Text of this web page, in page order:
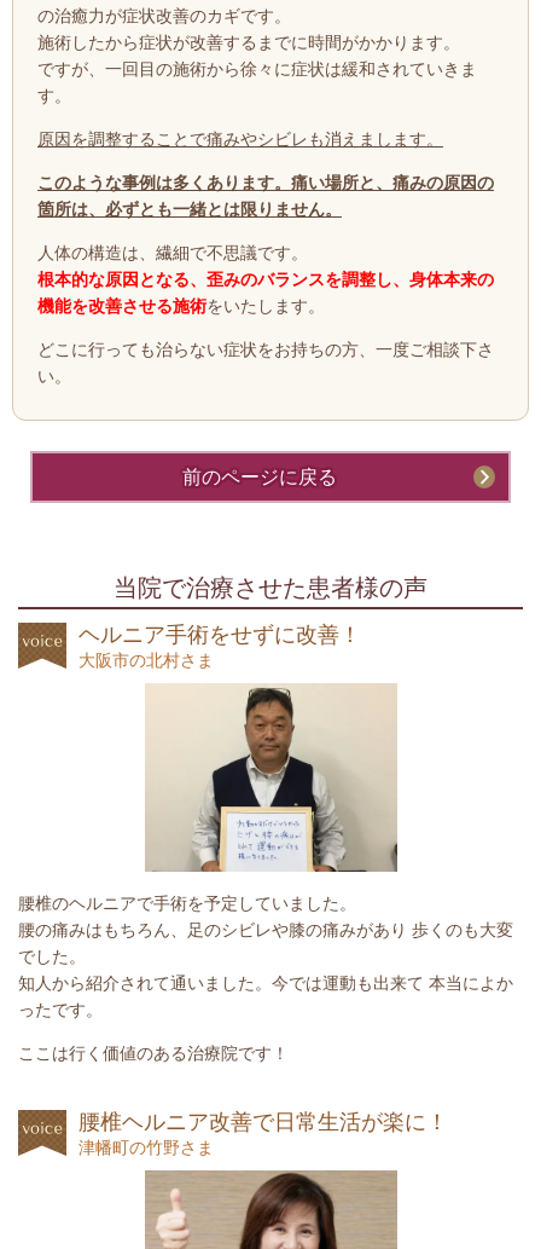
の治癒力が症状改善のカギです。
施術したから症状が改善するまでに時間がかかります。
ですが、一回目の施術から徐々に症状は緩和されていきま
す。
原因を調整することで痛みやシビレも消えまします。
このような事例は多くあります。 痛い場所と、痛みの原因の
箇所は、必ずとも一緒とは限りません。
人体の構造は、繊細で不思議です。
根本的な原因となる、歪みのバランスを調整し、身体本来の
機能を改善させる施術をいたします。
どこに行っても治らない症状をお持ちの方、一度ご相談下さ
い。
前のページに戻る
当院で治療させた患者様の声
ヘルニア手術をせずに改善！
大阪市の北村さま
腰椎のヘルニアで手術を予定していました。
腰の痛みはもちろん、足のシビレや膝の痛みがあり 歩くのも大変
でした。
知人から紹介されて通いました。今では運動も出来て 本当によか
ったです。
ここは行く価値のある治療院です！
腰椎ヘルニア改善で日常生活が楽に！
津幡町の竹野さま